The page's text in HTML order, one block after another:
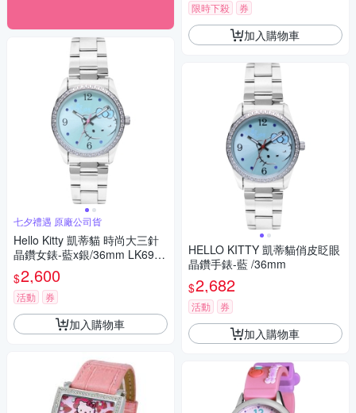
七夕禮遇 原廠公司貨
Hello Kitty 凱蒂貓 時尚大三針
晶鑽女錶-藍x銀/36mm LK691L
WNA 七夕寵愛季 送禮推薦
$2,600
活動 券
加入購物車
限時下殺 券
加入購物車
HELLO KITTY 凱蒂貓俏皮眨眼
晶鑽手錶-藍 /36mm
$2,682
活動 券
加入購物車